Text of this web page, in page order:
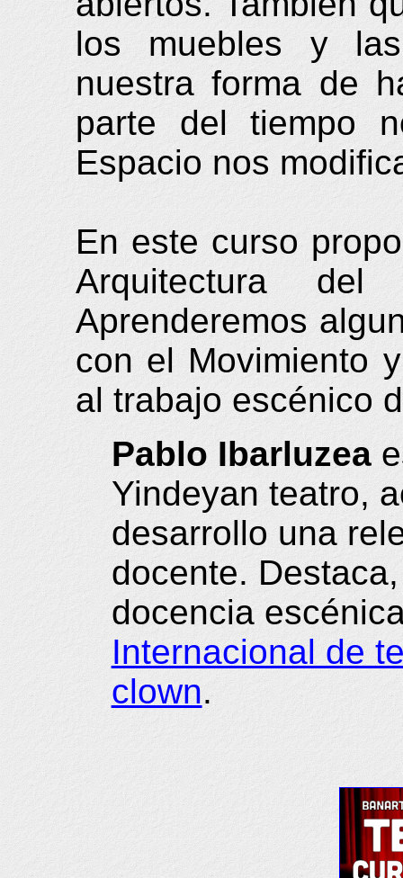
los muebles y
nuestra forma de
parte del tiempo
Espacio nos
En este curso
Arquitectura
Aprenderemos
con el Movimiento
al trabajo escénico
Pablo Ibarluzea
Yindeyan teatro,
desarrollo una
docente.
docencia
Internacional de
clown.